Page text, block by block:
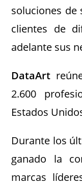
soluciones de
clientes de
adelante sus
DataArt
2.600
Estados
Durante los
ganado la
marcas